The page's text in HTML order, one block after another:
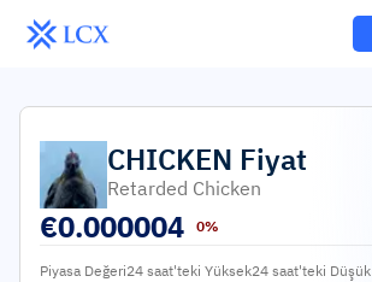
CHICKEN Fiyat
Retarded Chicken
€0.000004 0%
Piyasa Değeri24 saat'teki Yüksek24 saat'teki Düşük